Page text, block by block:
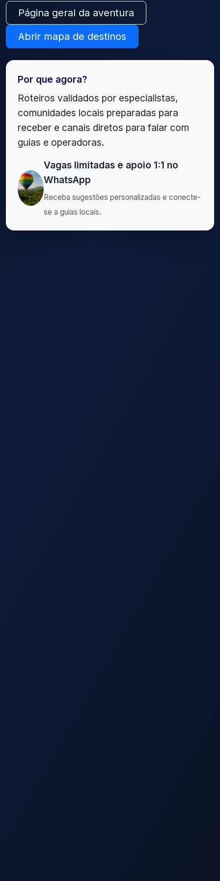
Página geral da aventura
Abrir mapa de destinos
Por que agora?
Roteiros validados por especialistas,
comunidades locais preparadas para
receber e canais diretos para falar com
guias e operadoras.
Vagas limitadas e apoio 1:1 no
WhatsApp
Receba sugestões personalizadas e conecte-
se a guias locais.